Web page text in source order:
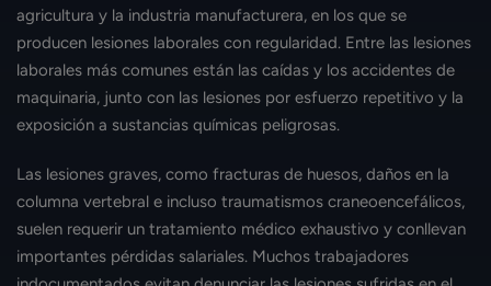
agricultura y la industria manufacturera, en los que se
producen lesiones laborales con regularidad. Entre las lesiones
laborales más comunes están las caídas y los accidentes de
maquinaria, junto con las lesiones por esfuerzo repetitivo y la
exposición a sustancias químicas peligrosas.
Las lesiones graves, como fracturas de huesos, daños en la
columna vertebral e incluso traumatismos craneoencefálicos,
suelen requerir un tratamiento médico exhaustivo y conllevan
importantes pérdidas salariales. Muchos trabajadores